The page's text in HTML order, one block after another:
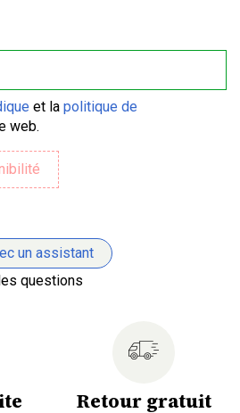
et lapolitique de
web.
un assistant
questions
Retour gratuit